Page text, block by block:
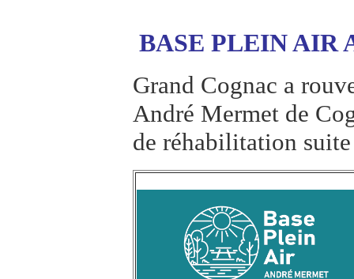
BASE PLEIN AIR
Grand Cognac a
André Mermet de
de réhabilitation